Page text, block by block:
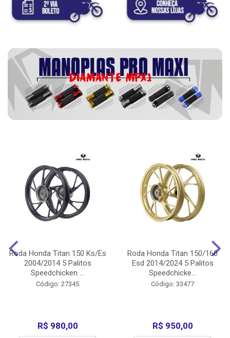
Roda Honda Titan 150 Ks/Es
2004/2014 5 Palitos
Speedchicken ...
Código: 27345
R$ 980,00
Roda Honda Titan 150/160
Esd 2014/2024 5 Palitos
Speedchicke...
Código: 33477
R$ 950,00